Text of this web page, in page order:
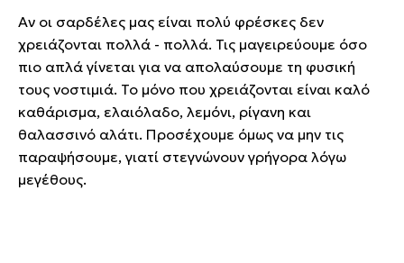
Αν οι σαρδέλες μας είναι πολύ φρέσκες δεν
χρειάζονται πολλά - πολλά. Τις μαγειρεύουμε όσο
πιο απλά γίνεται για να απολαύσουμε τη φυσική
τους νοστιμιά. Το μόνο που χρειάζονται είναι καλό
καθάρισμα, ελαιόλαδο, λεμόνι, ρίγανη και
θαλασσινό αλάτι. Προσέχουμε όμως να μην τις
παραψήσουμε, γιατί στεγνώνουν γρήγορα λόγω
μεγέθους.